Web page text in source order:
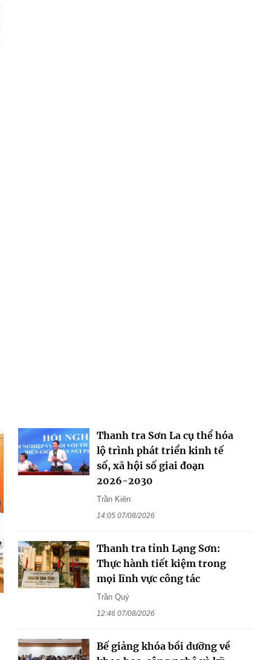
Thanh tra Sơn La cụ thể hóa
lộ trình phát triển kinh tế
số, xã hội số giai đoạn
2026-2030
Trần Kiên
14:05 07/08/2026
Thanh tra tỉnh Lạng Sơn:
Thực hành tiết kiệm trong
mọi lĩnh vực công tác
Trần Quý
12:46 07/08/2026
Bế giảng khóa bồi dưỡng về